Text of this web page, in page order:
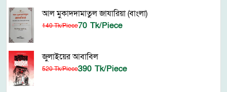
আল মুকাদদামাতুল জাযারিয়া (বাংলা)
140 Tk/Piece70 Tk/Piece
জুলাইয়ের আবাবিল
520 Tk/Piece390 Tk/Piece